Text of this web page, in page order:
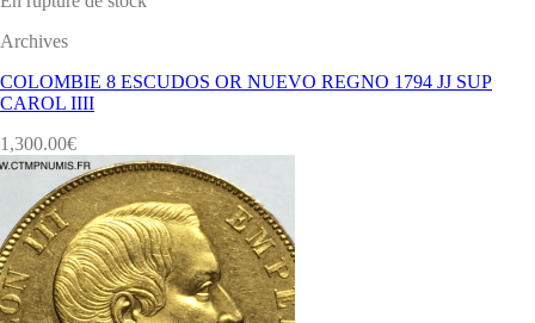
Archives
COLOMBIE 8 ESCUDOS OR NUEVO REGNO 1794 JJ SUP
CAROL IIII
1,300.00€